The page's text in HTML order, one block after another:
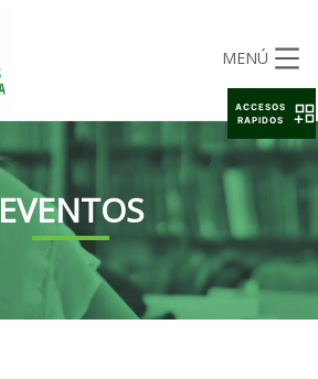
MENÚ
EVENTOS
ACCESOS
RAPIDOS